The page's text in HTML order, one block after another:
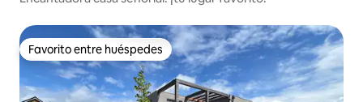
Favorito entre huéspedes
Favorito entre huéspedes